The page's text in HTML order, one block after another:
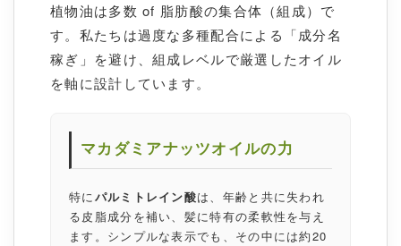
植物油は多数 of 脂肪酸の集合体（組成）で
す。私たちは過度な多種配合による「成分名
稼ぎ」を避け、組成レベルで厳選したオイル
を軸に設計しています。
マカダミアナッツオイルの力
特にパルミトレイン酸は、年齢と共に失われ
る皮脂成分を補い、髪に特有の柔軟性を与え
ます。シンプルな表示でも、その中には約20